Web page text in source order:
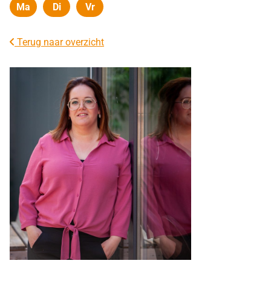
Maandag
Ma Dinsdag
Di Vrijdag
Vr
Terug naar overzicht